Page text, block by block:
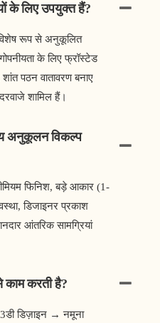
के लिए उपयुक्त हैं?
रूप से अनुकूलित
के लिए फ्रॉस्टेड
पठन वातावरण बनाए
शामिल हैं।
अनुकूलन विकल्प
फिनिश, बड़े आकार (1-
डिजाइनर प्रकाश
आंतरिक सामग्रियां
करती है?
डिज़ाइन → नमूना